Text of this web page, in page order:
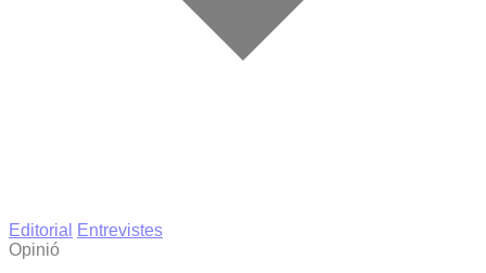
Editorial
Entrevistes
Opinió